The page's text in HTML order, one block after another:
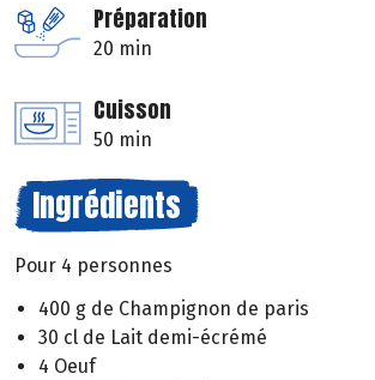
Préparation
20 min
Cuisson
50 min
Ingrédients
Pour 4 personnes
400 g de Champignon de paris
30 cl de Lait demi-écrémé
4 Oeuf